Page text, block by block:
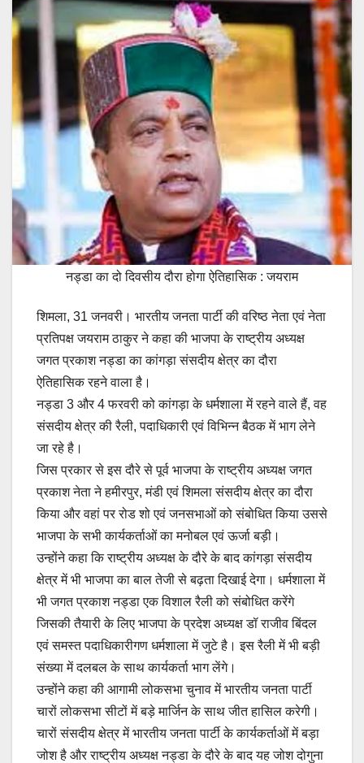
नड्डा का दो दिवसीय दौरा होगा ऐतिहासिक : जयराम
शिमला, 31 जनवरी। भारतीय जनता पार्टी की वरिष्ठ नेता एवं नेता
प्रतिपक्ष जयराम ठाकुर ने कहा की भाजपा के राष्ट्रीय अध्यक्ष
जगत प्रकाश नड्डा का कांगड़ा संसदीय क्षेत्र का दौरा
ऐतिहासिक रहने वाला है।
नड्डा 3 और 4 फरवरी को कांगड़ा के धर्मशाला में रहने वाले हैं, वह
संसदीय क्षेत्र की रैली, पदाधिकारी एवं विभिन्न बैठक में भाग लेने
जा रहे है।
जिस प्रकार से इस दौरे से पूर्व भाजपा के राष्ट्रीय अध्यक्ष जगत
प्रकाश नेता ने हमीरपुर, मंडी एवं शिमला संसदीय क्षेत्र का दौरा
किया और वहां पर रोड शो एवं जनसभाओं को संबोधित किया उससे
भाजपा के सभी कार्यकर्ताओं का मनोबल एवं ऊर्जा बड़ी।
उन्होंने कहा कि राष्ट्रीय अध्यक्ष के दौरे के बाद कांगड़ा संसदीय
क्षेत्र में भी भाजपा का बाल तेजी से बढ़ता दिखाई देगा। धर्मशाला में
भी जगत प्रकाश नड्डा एक विशाल रैली को संबोधित करेंगे
जिसकी तैयारी के लिए भाजपा के प्रदेश अध्यक्ष डॉ राजीव बिंदल
एवं समस्त पदाधिकारीगण धर्मशाला में जुटे है। इस रैली में भी बड़ी
संख्या में दलबल के साथ कार्यकर्ता भाग लेंगे।
उन्होंने कहा की आगामी लोकसभा चुनाव में भारतीय जनता पार्टी
चारों लोकसभा सीटों में बड़े मार्जिन के साथ जीत हासिल करेगी।
चारों संसदीय क्षेत्र में भारतीय जनता पार्टी के कार्यकर्ताओं में बड़ा
जोश है और राष्ट्रीय अध्यक्ष नड्डा के दौरे के बाद यह जोश दोगुना